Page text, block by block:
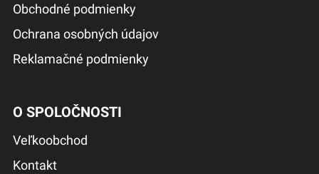
Obchodné podmienky
Ochrana osobných údajov
Reklamačné podmienky
O SPOLOČNOSTI
Veľkoobchod
Kontakt